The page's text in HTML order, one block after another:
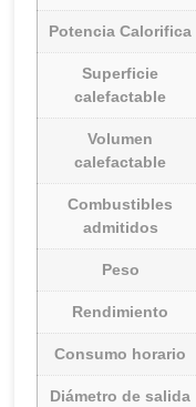
Potencia Calorifica
Superficie
calefactable
Volumen
calefactable
Combustibles
admitidos
Peso
Rendimiento
Consumo horario
Diámetro de salida